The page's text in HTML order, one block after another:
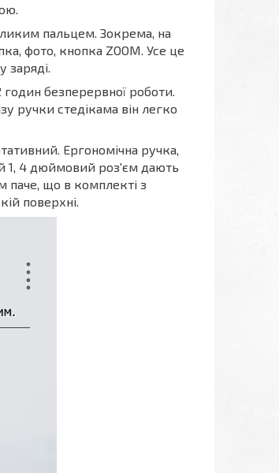
пальцем. Зокрема, на
фото, кнопка ZOOM. Усе це
заряді.
безперервної роботи.
ручки стедікама він легко
Ергономічна ручка,
1, 4 дюймовий роз'єм дають
паче, що в комплекті з
поверхні.